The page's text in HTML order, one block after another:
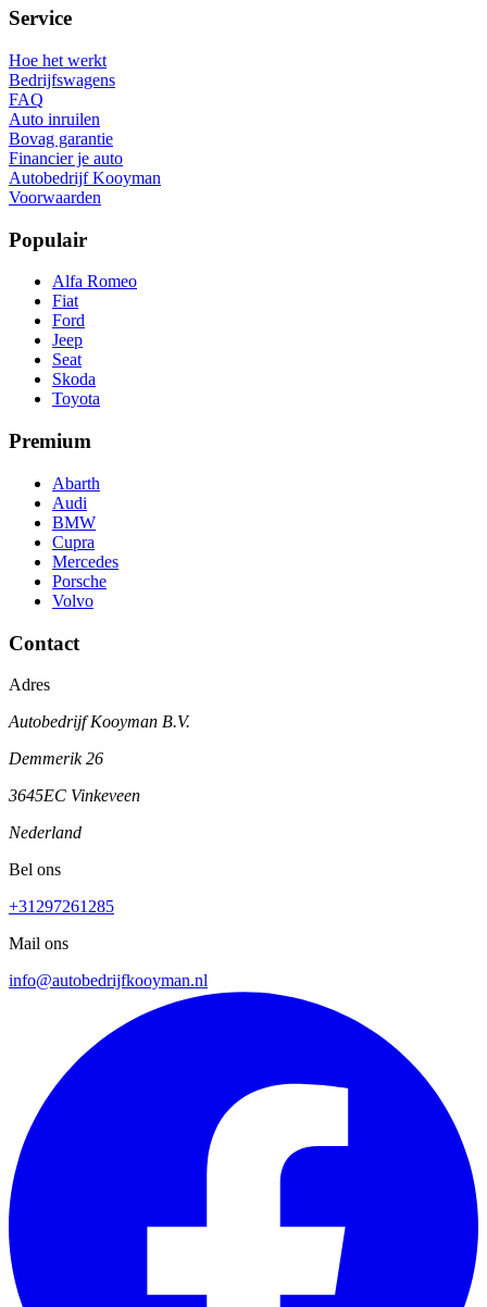
Service
Hoe het werkt
Bedrijfswagens
FAQ
Auto inruilen
Bovag garantie
Financier je auto
Autobedrijf Kooyman
Voorwaarden
Populair
Alfa Romeo
Fiat
Ford
Jeep
Seat
Skoda
Toyota
Premium
Abarth
Audi
BMW
Cupra
Mercedes
Porsche
Volvo
Contact
Adres
Autobedrijf Kooyman B.V.
Demmerik 26
3645EC Vinkeveen
Nederland
Bel ons
+31297261285
Mail ons
info@autobedrijfkooyman.nl